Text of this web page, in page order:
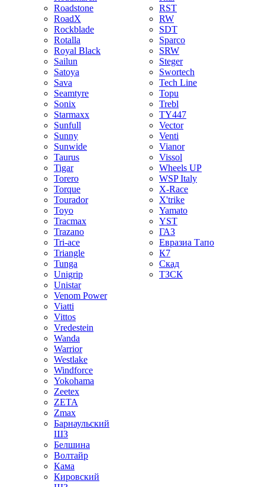
Roadstone
RoadX
Rockblade
Rotalla
Royal Black
Sailun
Satoya
Sava
Seamtyre
Sonix
Starmaxx
Sunfull
Sunny
Sunwide
Taurus
Tigar
Torero
Torque
Tourador
Toyo
Tracmax
Trazano
Tri-ace
Triangle
Tunga
Unigrip
Unistar
Venom Power
Viatti
Vittos
Vredestein
Wanda
Warrior
Westlake
Windforce
Yokohama
Zeetex
ZETA
Zmax
Барнаульский
ШЗ
Белшина
Волтайр
Кама
Кировский
RST
RW
SDT
Sparco
SRW
Steger
Swortech
Tech Line
Topu
Trebl
TY447
Vector
Venti
Vianor
Vissol
Wheels UP
WSP Italy
X-Race
X'trike
Yamato
YST
ГАЗ
Евразиа Тапо
К7
Скад
ТЗСК